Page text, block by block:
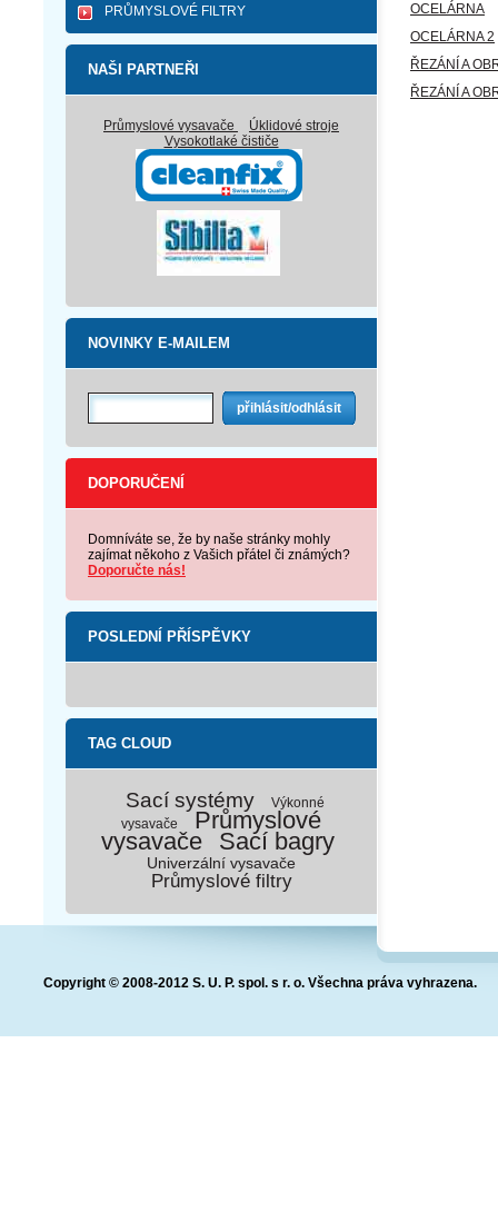
PRŮMYSLOVÉ FILTRY
NAŠI PARTNEŘI
Průmyslové vysavače
Úklidové stroje
Vysokotlaké čističe
NOVINKY E-MAILEM
DOPORUČENÍ
Domníváte se, že by naše stránky mohly
zajímat někoho z Vašich přátel či známých?
Doporučte nás!
POSLEDNÍ PŘÍSPĚVKY
TAG CLOUD
Sací systémy
Výkonné
vysavače
Průmyslové
vysavače Sací bagry
Univerzální vysavače
Průmyslové filtry
OCELÁRNA
OCELÁRNA 2
ŘEZÁNÍ A
ŘEZÁNÍ A
Copyright © 2008-2012 S. U. P. spol. s r. o. Všechna práva vyhrazena.